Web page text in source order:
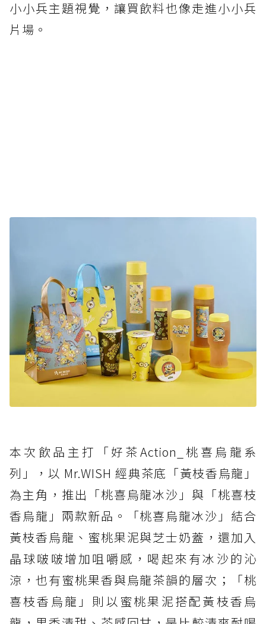
小小兵主題視覺，讓買飲料也像走進小小兵
片場。
本次飲品主打「好茶Action_桃喜烏龍系
列」，以 Mr.WISH 經典茶底「黃枝香烏龍」
為主角，推出「桃喜烏龍冰沙」與「桃喜枝
香烏龍」兩款新品。「桃喜烏龍冰沙」結合
黃枝香烏龍、蜜桃果泥與芝士奶蓋，還加入
晶球啵啵增加咀嚼感，喝起來有冰沙的沁
涼，也有蜜桃果香與烏龍茶韻的層次；「桃
喜枝香烏龍」則以蜜桃果泥搭配黃枝香烏